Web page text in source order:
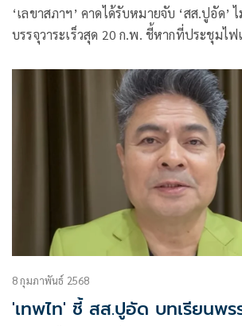
‘เลขาสภาฯ’ คาดได้รับหมายจับ ‘สส.ปูอัด’
บรรจุวาระเร็วสุด 20 ก.พ. ชี้หากที่ประชุมไฟ
8 กุมภาพันธ์ 2568
'เทพไท' ชี้ สส.ปูอัด บทเรียนพร